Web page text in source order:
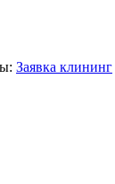
Заявка клининг